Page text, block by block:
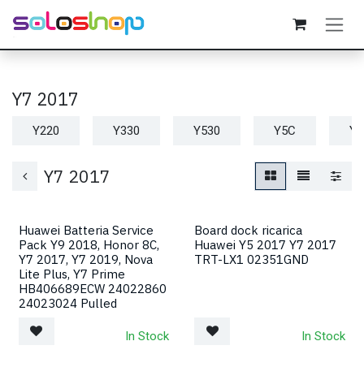
Passa al contenuto
Y7 2017
Y220 Y330 Y530 Y5C Y6
Y7 2017
Huawei Batteria Service
Pack Y9 2018, Honor 8C,
Y7 2017, Y7 2019, Nova
Lite Plus, Y7 Prime
HB406689ECW 24022860
24023024 Pulled
In Stock
Board dock ricarica
Huawei Y5 2017 Y7 2017
TRT-LX1 02351GND
In Stock